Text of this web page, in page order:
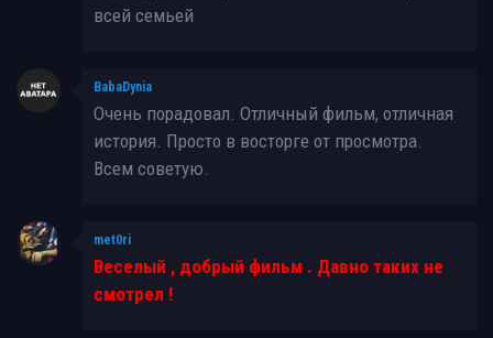
всей семьей
BabaDynia
Очень порадовал. Отличный фильм, отличная
история. Просто в восторге от просмотра.
Всем советую.
met0ri
Веселый , добрый фильм . Давно таких не
смотрел !